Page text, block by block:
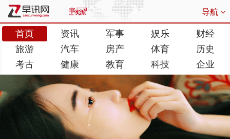
导航
首页 资讯 军事 娱乐
财经
旅游
汽车 房产 体育
历史
考古
健康 教育 科技 企业